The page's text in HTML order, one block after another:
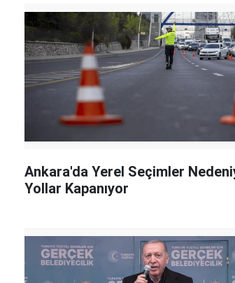
Ankara'da Yerel Seçimler
Yollar Kapanıyor